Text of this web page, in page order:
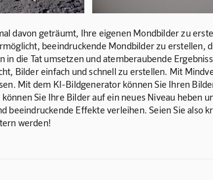
davon geträumt, Ihre eigenen Mondbilder zu
beeindruckende Mondbilder zu erstellen,
in die Tat umsetzen und atemberaubende
Bilder einfach und schnell zu erstellen. Mit
Mit dem KI-Bildgenerator können Sie Ihren
Sie Ihre Bilder auf ein neues Niveau heben
beeindruckende Effekte verleihen. Seien Sie also
werden!